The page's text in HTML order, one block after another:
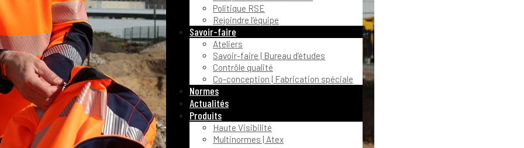
Politique RSE
Rejoindre l’équipe
Savoir-faire
Ateliers
Savoir-faire | Bureau d’études
Contrôle qualité
Co-conception | Fabrication spéciale
Normes
Actualités
Produits
Haute Visibilité
Multinormes | Atex